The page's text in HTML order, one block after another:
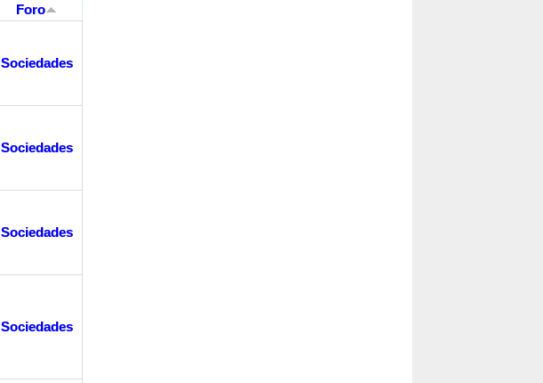
Foro
Sociedades
Sociedades
Sociedades
Sociedades